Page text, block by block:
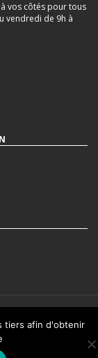
vos côtés pour tous
vendredi de 9h à
tiers afin d'obtenir